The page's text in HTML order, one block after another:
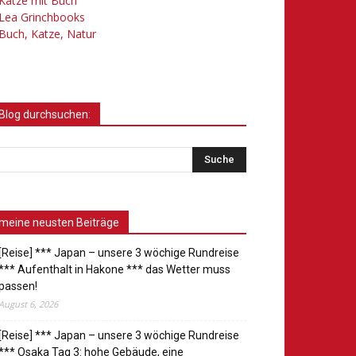
Lea Grinchbooks
Buch, Katze, Natur
Blog durchsuchen:
neusten Beiträge
[Reise] *** Japan – unsere 3 wöchige Rundreise
Aufenthalt in Hakone *** das Wetter muss
6, 2026
[Reise] *** Japan – unsere 3 wöchige Rundreise
Osaka Tag 3: hohe Gebäude, eine